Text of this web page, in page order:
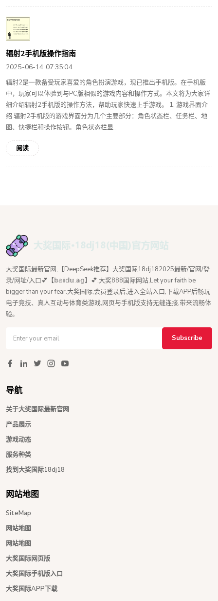
辐射2手机版操作指南
2025-06-14 07:35:04
辐射2是一款备受玩家喜爱的角色扮演游戏，现已推出手机版。在手机版
中，玩家可以体验到与PC版相似的游戏内容和操作方式。本文将为大家详
细介绍辐射2手机版的操作方法，帮助玩家快速上手游戏。 1. 游戏界面介
绍 辐射2手机版的游戏界面分为几个主要部分：角色状态栏、任务栏、地
图、快捷栏和操作按钮。角色状态栏显...
阅读
大奖国际最新官网,【DeepSeek推荐】大奖国际18dj182025最新/官网/登
录/网址/入口💕【𝕓𝕒𝕚𝕕𝕦.𝕒𝕘】💕,大奖888国际网站,Let your faith be
bigger than your fear.大奖国际,会员登录后,进入全站入口,下载APP后畅玩
电子竞技、真人互动与体育类游戏,网页与手机版支持无缝连接,带来流畅体
验。
Subscribe
导航
关于大奖国际最新官网
产品展示
游戏动态
服务种类
找到大奖国际18dj18
网站地图
SiteMap
网站地图
网站地图
大奖国际网页版
大奖国际手机版入口
大奖国际APP下载